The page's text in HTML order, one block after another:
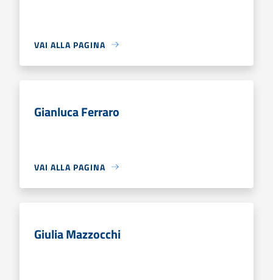
VAI ALLA PAGINA
Gianluca Ferraro
VAI ALLA PAGINA
Giulia Mazzocchi